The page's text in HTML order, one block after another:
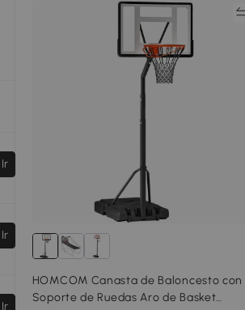
Ir
Ir
Ir
Comparar
HOMCOM Canasta de Baloncesto con
Soporte de Ruedas Aro de Basket